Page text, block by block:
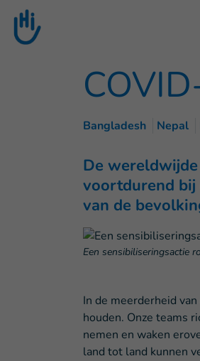
Goto main content
Bangladesh Nepal
De
voortdurend bij
van de
Een sensibiliseringsactie
In de meerderheid
houden. Onze teams
nemen en waken
land tot land kunnen